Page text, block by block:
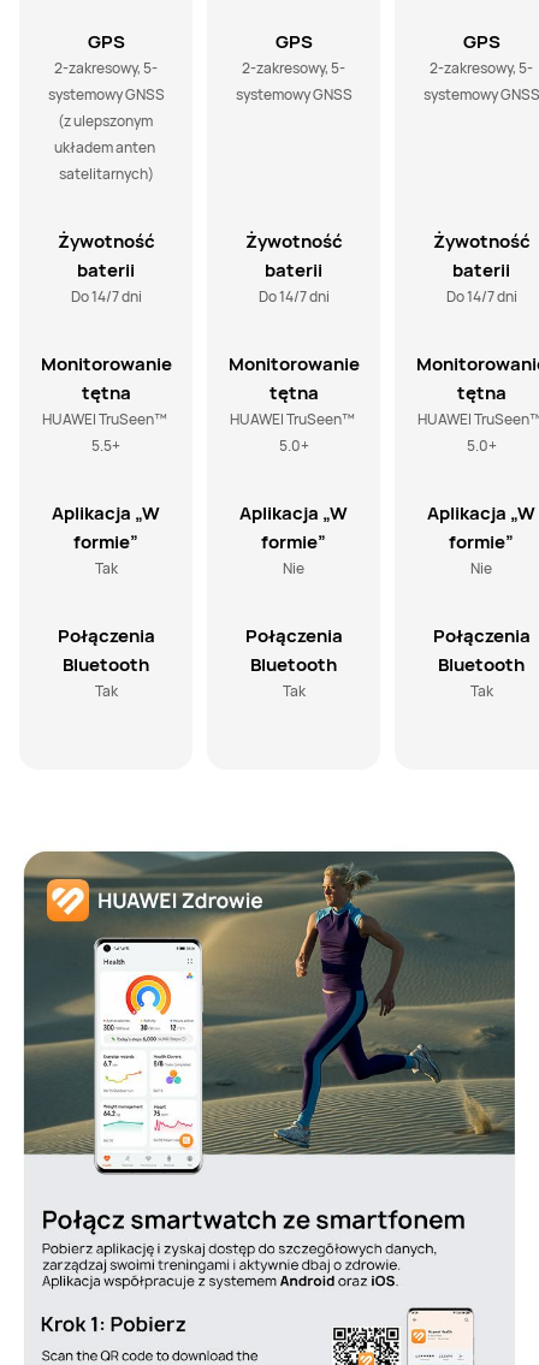
GPS
2-zakresowy, 5-
systemowy GNSS
(z ulepszonym
układem anten
satelitarnych)
Żywotność
baterii
Do 14/7 dni
Monitorowanie
tętna
HUAWEI TruSeen™
5.5+
Aplikacja „W
formie”
Tak
Połączenia
Bluetooth
Tak
GPS
2-zakresowy, 5-
systemowy GNSS
Żywotność
baterii
Do 14/7 dni
Monitorowanie
tętna
HUAWEI TruSeen™
5.0+
Aplikacja „W
formie”
Nie
Połączenia
Bluetooth
Tak
GPS
2-zakresowy, 5-
systemowy GNSS
Żywotność
baterii
Do 14/7 dni
tętna
HUAWEI
5.0+
Aplikacja „W
formie”
Nie
Połączenia
Bluetooth
Tak